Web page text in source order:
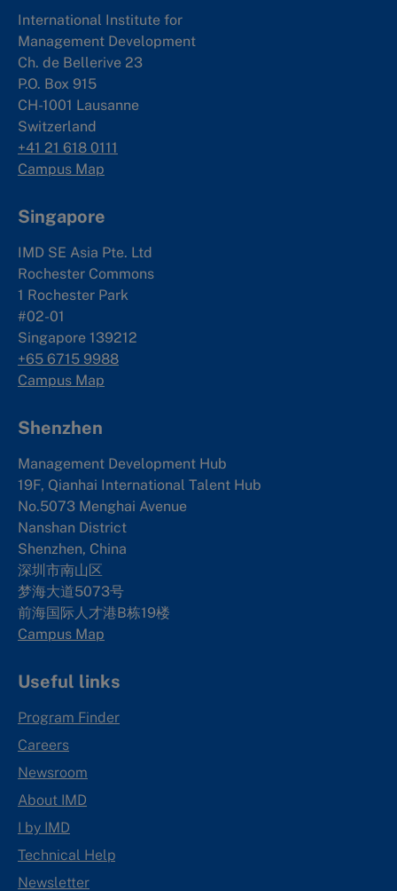
International Institute for
Management Development
Ch. de Bellerive 23
P.O. Box 915
CH-1001 Lausanne
Switzerland
+41 21 618 0111
Campus Map
Singapore
IMD SE Asia Pte. Ltd
Rochester Commons
1 Rochester Park
#02-01
Singapore 139212
+65 6715 9988
Campus Map
Shenzhen
Management Development Hub
19F, Qianhai International Talent Hub
No.5073 Menghai Avenue
Nanshan District
Shenzhen, China
深圳市南山区
梦海大道5073号
前海国际人才港B栋19楼
Campus Map
Useful links
Program Finder
Careers
Newsroom
About IMD
I by IMD
Technical Help
Newsletter